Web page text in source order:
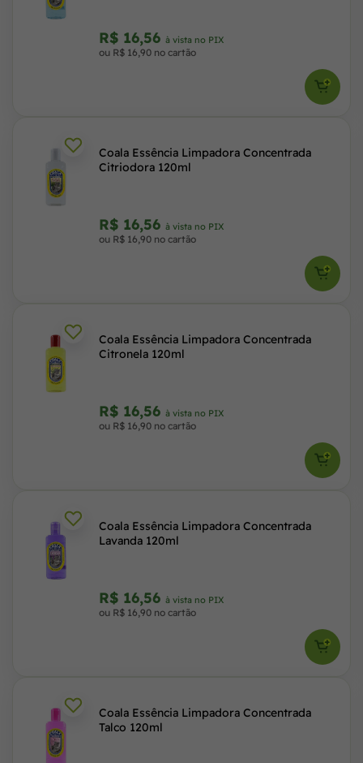
R$ 16,56 à vista no PIX
ou R$ 16,90 no cartão
Coala Essência Limpadora Concentrada
Citriodora 120ml
R$ 16,56 à vista no PIX
ou R$ 16,90 no cartão
Coala Essência Limpadora Concentrada
Citronela 120ml
R$ 16,56 à vista no PIX
ou R$ 16,90 no cartão
Coala Essência Limpadora Concentrada
Lavanda 120ml
R$ 16,56 à vista no PIX
ou R$ 16,90 no cartão
Coala Essência Limpadora Concentrada
Talco 120ml